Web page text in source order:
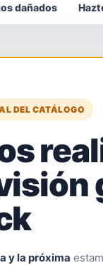
dañados
DEL CATÁLOGO
y la próxima
“
Las